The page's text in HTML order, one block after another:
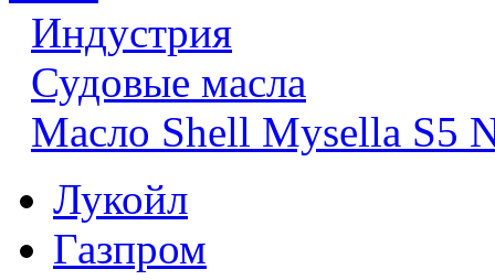
Индустрия
Судовые масла
Масло Shell Mysella S5
Лукойл
Газпром